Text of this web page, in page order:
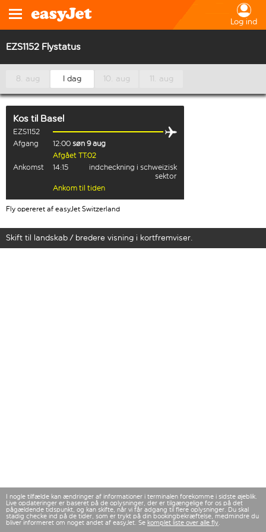
Log ind
EZS1152 Flystatus
8. aug I dag 10. aug 11. aug
Kos til Basel
EZS1152
Afgang
12:00 søn 9 aug
Afgået TT:02
Ankomst
14:15
indcheckning i schweizisk
sektor
Ankom til tiden
Fly opereret af easyJet Switzerland
Skift til landskab / bredere visning i kortfremviser.
I nogle tilfælde kan ændringer af informationer i terminalen forekomme i sidste øjeblik.
Live opdateringer er baseret på de oplysninger, der er tilgængelige for os på det
pågældende tidspunkt, og kan skifte, når vi får adgang til flere oplysninger. Du skal
stadig checke ind på de tider, som er trykt på din bookingbekræftelse, medmindre du
bliver informeret om noget andet af easyJet. Se komplet liste over alle fly.